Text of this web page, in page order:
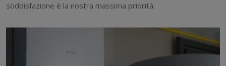
soddisfazione è la nostra massima priorità.